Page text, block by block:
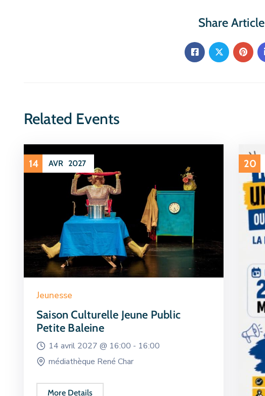
Share Article
Related Events
14 AVR 2027
Jeunesse
Saison Culturelle Jeune Public
Petite Baleine
14 avril 2027 @ 16:00 - 16:00
médiathèque René Char
More Details
20